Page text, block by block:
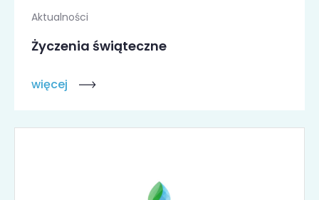
Aktualności
Życzenia świąteczne
więcej